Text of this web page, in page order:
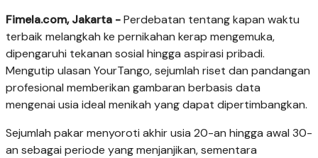
Fimela.com, Jakarta -Perdebatan tentang kapan waktu
terbaik melangkah ke pernikahan kerap mengemuka,
dipengaruhi tekanan sosial hingga aspirasi pribadi.
Mengutip ulasan YourTango, sejumlah riset dan pandangan
profesional memberikan gambaran berbasis data
mengenai usia ideal menikah yang dapat dipertimbangkan.
Sejumlah pakar menyoroti akhir usia 20-an hingga awal 30-
an sebagai periode yang menjanjikan, sementara